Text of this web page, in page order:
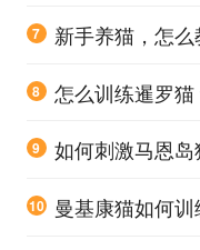
7
新手养猫，怎
8
怎么训练暹罗
9
如何刺激马恩
10
曼基康猫如何